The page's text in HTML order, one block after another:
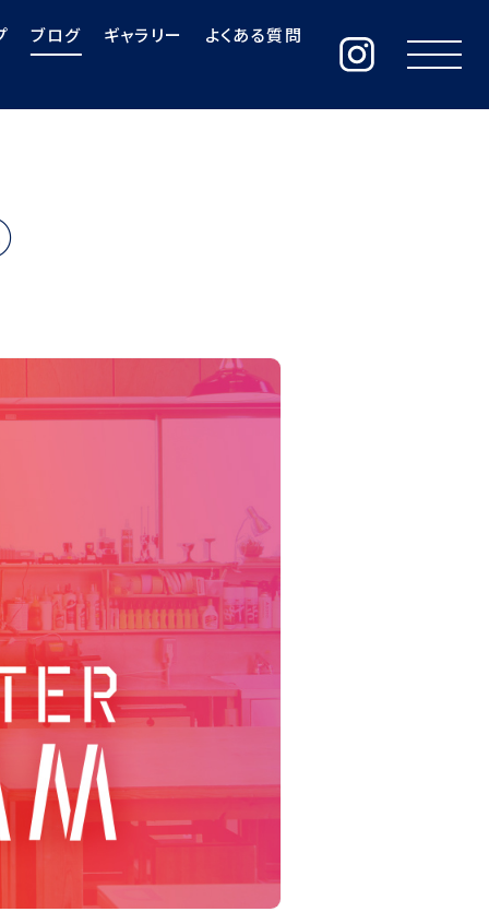
ブログ ギャラリー
よくある質問